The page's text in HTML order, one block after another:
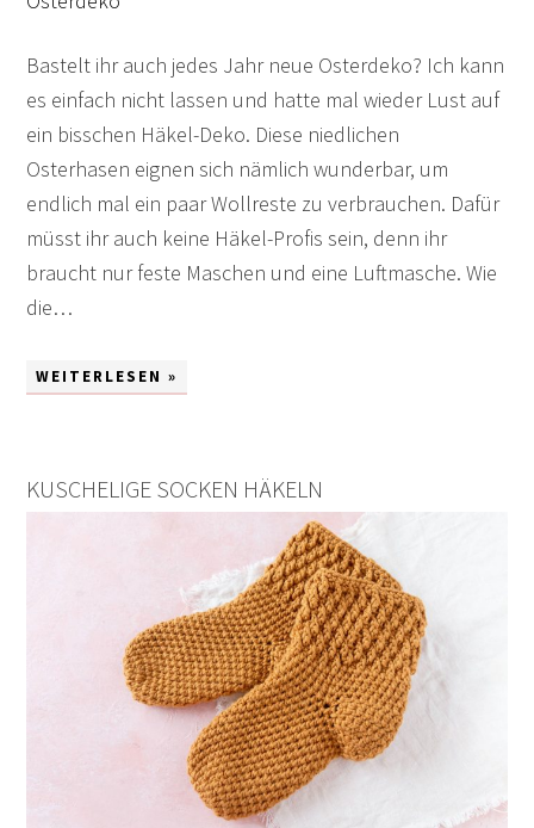
Bastelt ihr auch jedes Jahr neue Osterdeko? Ich kann
es einfach nicht lassen und hatte mal wieder Lust auf
ein bisschen Häkel-Deko. Diese niedlichen
Osterhasen eignen sich nämlich wunderbar, um
endlich mal ein paar Wollreste zu verbrauchen. Dafür
müsst ihr auch keine Häkel-Profis sein, denn ihr
braucht nur feste Maschen und eine Luftmasche. Wie
die…
WEITERLESEN »
KUSCHELIGE SOCKEN HÄKELN